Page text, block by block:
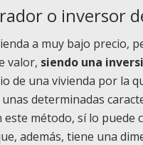
o inversor
a muy bajo precio,
valor, siendo una
de una vivienda por la
determinadas
método, sí lo
además, tiene una